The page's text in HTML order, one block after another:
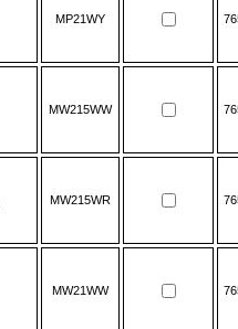
MP21WY
MW215WW
MW215WR
MW21WW